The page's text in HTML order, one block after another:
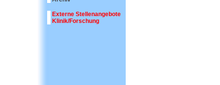
Externe Stellenangebote
Klinik/Forschung